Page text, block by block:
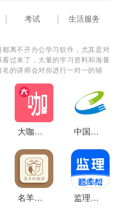
势：
考试 生活服务
离不开办公学习软件，尤其是对
过来了，大量的学习资料和海量
的讲师会对你进行一对一的辅
大咖素质 中国移动网上大学
名羊四海诗 监理工程师题库帮